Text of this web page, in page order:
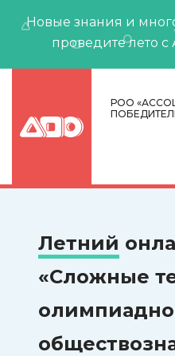
Новые знания и
проведите лето
РОО
Летний
«Сложные